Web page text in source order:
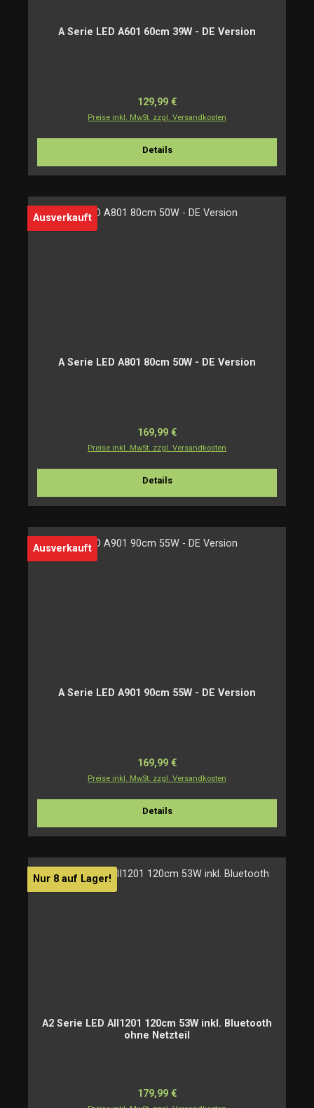
A Serie LED A601 60cm 39W - DE Version
Regulärer Preis:
129,99 €
Preise inkl. MwSt. zzgl. Versandkosten
Details
Ausverkauft
A Serie LED A801 80cm 50W - DE Version
Regulärer Preis:
169,99 €
Preise inkl. MwSt. zzgl. Versandkosten
Details
Ausverkauft
A Serie LED A901 90cm 55W - DE Version
Regulärer Preis:
169,99 €
Preise inkl. MwSt. zzgl. Versandkosten
Details
Nur 8 auf Lager!
A2 Serie LED AII1201 120cm 53W inkl. Bluetooth
ohne Netzteil
Regulärer Preis:
179,99 €